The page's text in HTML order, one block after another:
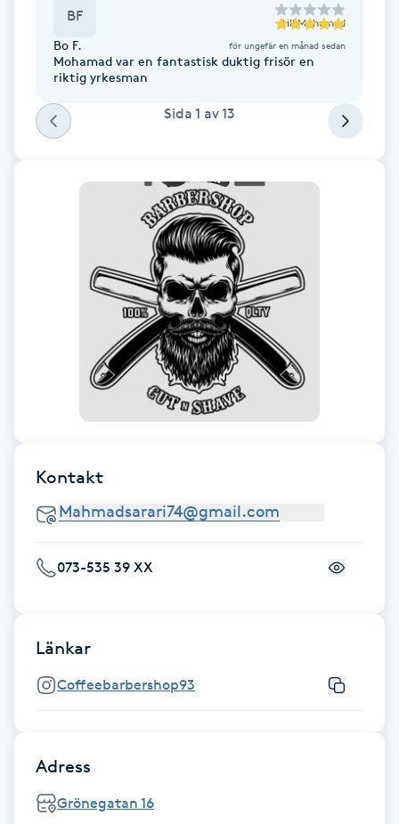
Fotsvamp
Fotvård
Fransar
Fransborttagning
Fransförlängning
Fransförlängning Megavolym
Fransförlängning Volym
Fransk manikyr
Frekvensterapi
Friskvård
Friskvårdsmassage
Funktionsanalys
Färgning
Föning
BF till Mohamad
Bo F. för ungefär en månad sedan
Mohamad var en fantastisk duktig frisör en
riktig yrkesman
Sida 1 av13
Kontakt
073-535 39 XX
Länkar
Coffeebarbershop93
Adress
Grönegatan 16